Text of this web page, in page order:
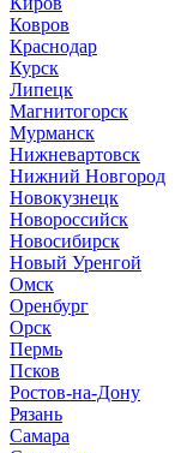
Ковров
Краснодар
Курск
Липецк
Магнитогорск
Мурманск
Нижневартовск
Нижний Новгород
Новокузнецк
Новороссийск
Новосибирск
Новый Уренгой
Омск
Оренбург
Орск
Пермь
Псков
Ростов-на-Дону
Рязань
Самара